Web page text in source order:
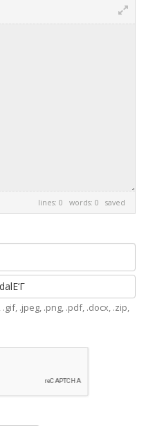
lines: 0 words: 0 saved
PΕidat dalΕ‘Γ­
.jpeg, .png, .pdf, .docx, .zip,